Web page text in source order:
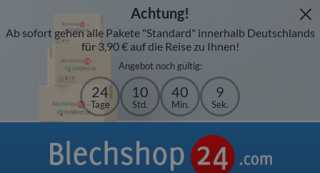
Achtung!
Ab sofort gehen alle Pakete "Standard" innerhalb Deutschlands
für 3,90 € auf die Reise zu Ihnen!
Angebot noch gültig:
24
Tage
10
Std.
40
Min.
9
Sek.